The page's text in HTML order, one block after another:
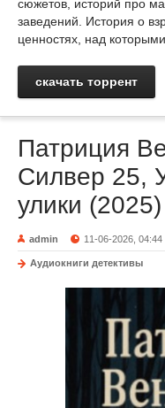
сюжетов, историй про
заведений. История о
ценностях, над
скачать торрент
Патриция
Силвер 25,
улики
admin 11-06-2026, 04:44
Аудиокниги детективы